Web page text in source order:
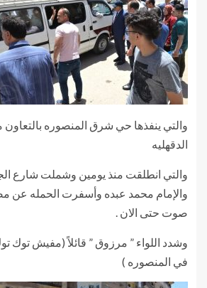
والتي ينفذها حي شرق المنصوره بالتعاون
الدقهليه
والتي انطلقت منذ يومين وشملت شارع
صوت حتى الان .
وشدد اللواء ” مرزوق ” قائلاً (مفيش توك
في المنصوره )